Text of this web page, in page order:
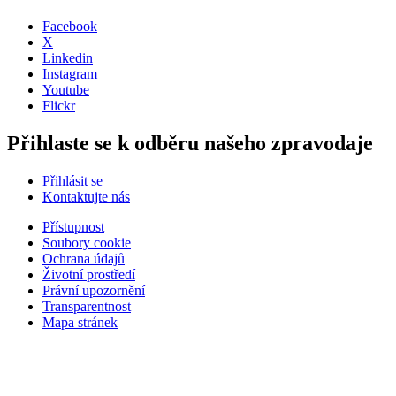
Facebook
X
Linkedin
Instagram
Youtube
Flickr
Přihlaste se k odběru našeho zpravodaje
Přihlásit se
Kontaktujte nás
Přístupnost
Soubory cookie
Ochrana údajů
Životní prostředí
Právní upozornění
Transparentnost
Mapa stránek